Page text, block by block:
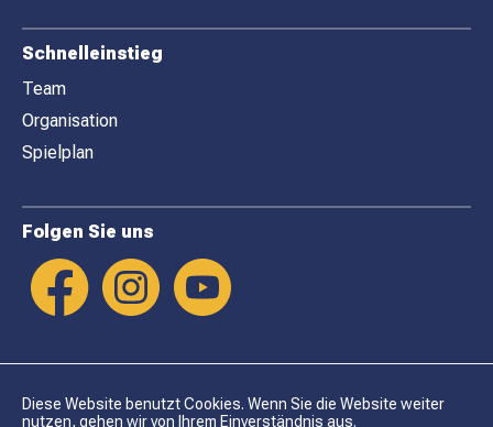
Schnelleinstieg
Team
Organisation
Spielplan
Folgen Sie uns
Diese Website benutzt Cookies. Wenn Sie die Website weiter
nutzen, gehen wir von Ihrem Einverständnis aus.